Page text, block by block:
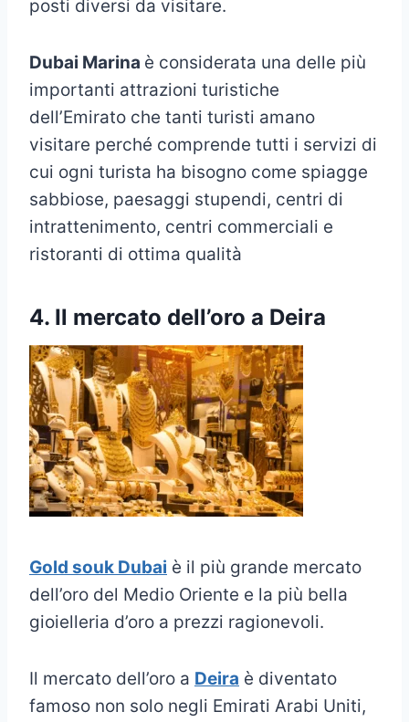
posti diversi da visitare.
Dubai Marina è considerata una delle più
importanti attrazioni turistiche
dell’Emirato che tanti turisti amano
visitare perché comprende tutti i servizi di
cui ogni turista ha bisogno come spiagge
sabbiose, paesaggi stupendi, centri di
intrattenimento, centri commerciali e
ristoranti di ottima qualità
4. Il mercato dell’oro a Deira
Gold souk Dubai è il più grande mercato
dell’oro del Medio Oriente e la più bella
gioielleria d’oro a prezzi ragionevoli.
Il mercato dell’oro a Deira è diventato
famoso non solo negli Emirati Arabi Uniti,